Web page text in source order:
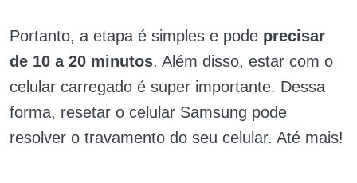
Portanto, a etapa é simples e pode precisar
de 10 a 20 minutos. Além disso, estar com o
celular carregado é super importante. Dessa
forma, resetar o celular Samsung pode
resolver o travamento do seu celular. Até mais!